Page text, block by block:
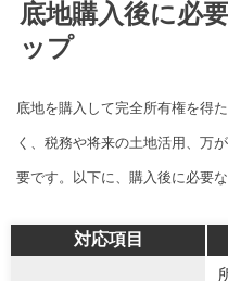
底地購入後に必
ップ
底地を購入して完全所有権を得
く、税務や将来の土地活用、万
要です。以下に、購入後に必要
対応項目